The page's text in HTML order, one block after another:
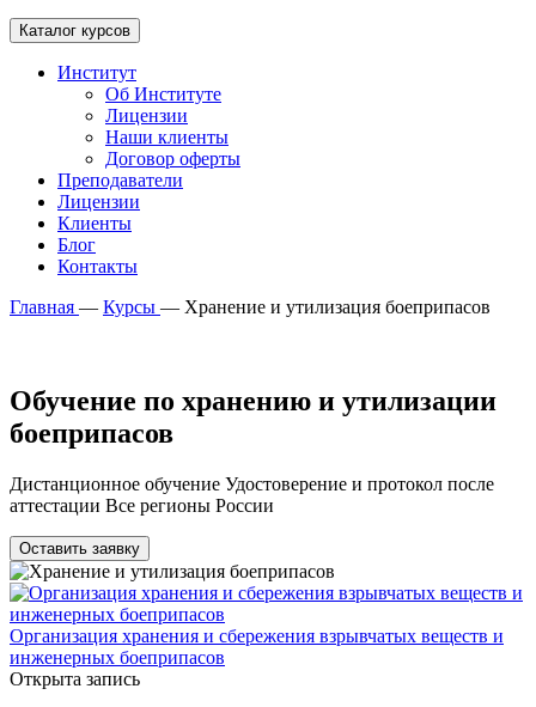
Каталог курсов
Институт
Об Институте
Лицензии
Наши клиенты
Договор оферты
Преподаватели
Лицензии
Клиенты
Блог
Контакты
Главная — Курсы — Хранение и утилизация боеприпасов
Обучение по хранению и утилизации
боеприпасов
Дистанционное обучение Удостоверение и протокол после
аттестации Все регионы России
Оставить заявку
Организация хранения и сбережения взрывчатых веществ и
инженерных боеприпасов
Открыта запись